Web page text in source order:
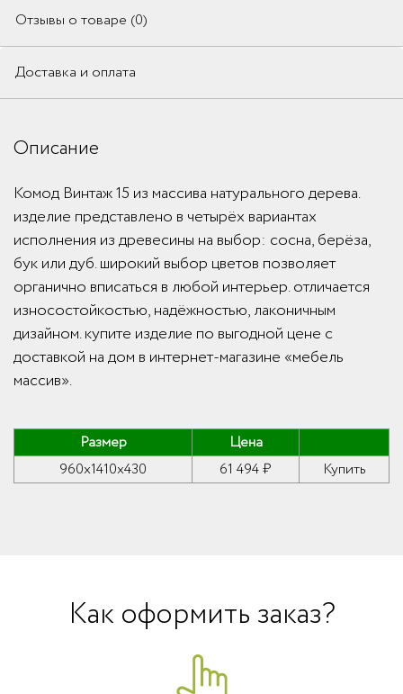
Отзывы о товаре (0)
Доставка и оплата
Описание
Комод Винтаж 15 из массива натурального дерева.
изделие представлено в четырёх вариантах
исполнения из древесины на выбор: сосна, берёза,
бук или дуб. широкий выбор цветов позволяет
органично вписаться в любой интерьер. отличается
износостойкостью, надёжностью, лаконичным
дизайном. купите изделие по выгодной цене с
доставкой на дом в интернет-магазине «мебель
массив».
Размер
Цена
960x1410x430
61 494 ₽ Купить
Как оформить заказ?